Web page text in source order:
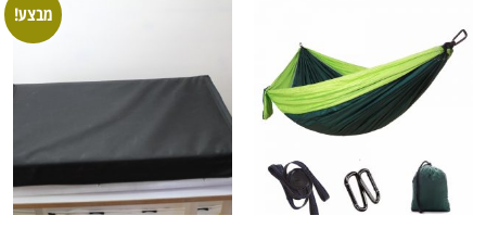
מבצע!